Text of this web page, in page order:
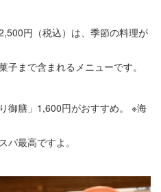
円（税込）は、季節の料理が
まで含まれるメニューです。
御膳」1,600円がおすすめ。 ※海
パ最高ですよ。